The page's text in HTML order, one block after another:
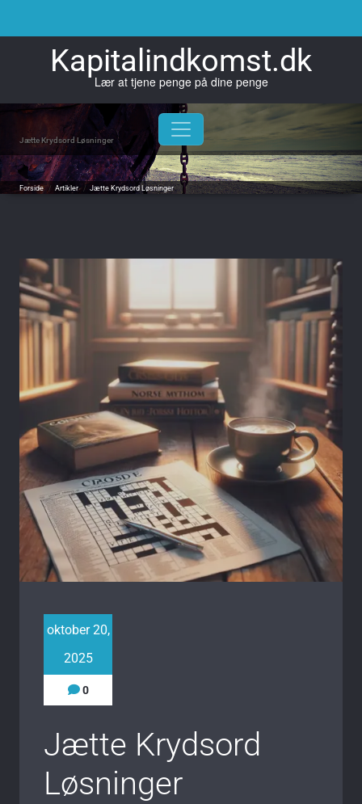
content
Kapitalindkomst.dk
Lær at tjene penge på dine penge
Jætte Krydsord Løsninger
Forside / Artikler/ Jætte Krydsord Løsninger
oktober 20,
2025
0
Jætte Krydsord
Løsninger